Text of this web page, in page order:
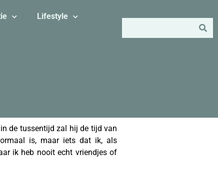
Lifestyle
de tussentijd zal hij de tijd van
is, maar iets dat ik, als
ik heb nooit echt vriendjes of